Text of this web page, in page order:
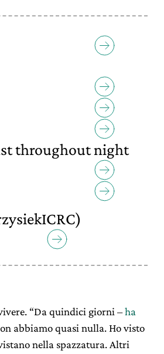
throughout night
“Da quindici giorni –ha
abbiamo quasi nulla. Ho visto
nella spazzatura. Altri